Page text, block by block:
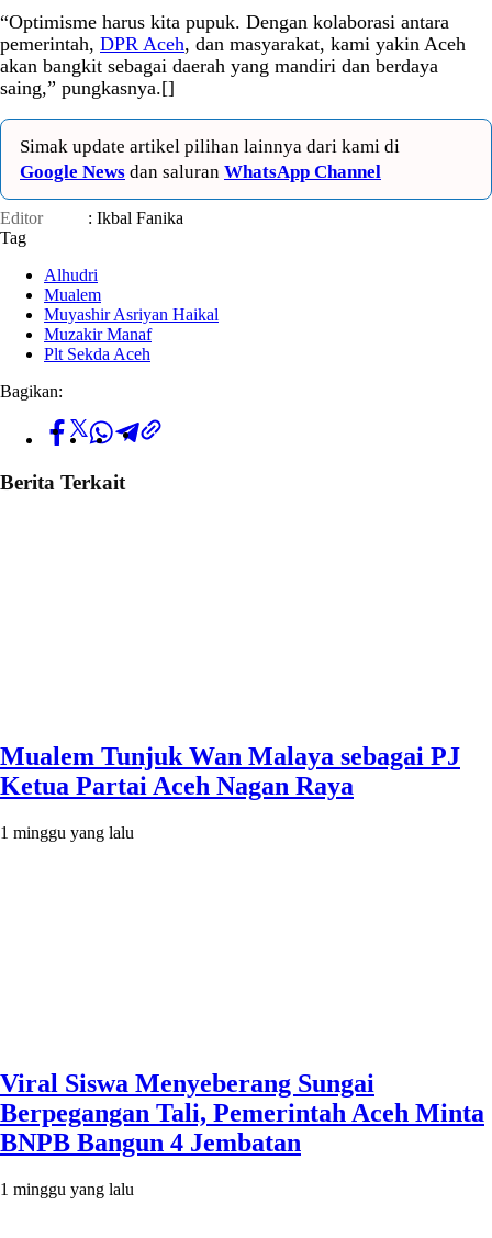
“Optimisme harus kita pupuk. Dengan kolaborasi antara
pemerintah, DPR Aceh, dan masyarakat, kami yakin Aceh
akan bangkit sebagai daerah yang mandiri dan berdaya
saing,” pungkasnya.[]
Simak update artikel pilihan lainnya dari kami di
Google News dan saluran WhatsApp Channel
Editor
: Ikbal Fanika
Tag
Alhudri
Mualem
Muyashir Asriyan Haikal
Muzakir Manaf
Plt Sekda Aceh
Bagikan:
Berita Terkait
Mualem Tunjuk Wan Malaya sebagai PJ
Ketua Partai Aceh Nagan Raya
1 minggu yang lalu
Viral Siswa Menyeberang Sungai
Berpegangan Tali, Pemerintah Aceh Minta
BNPB Bangun 4 Jembatan
1 minggu yang lalu